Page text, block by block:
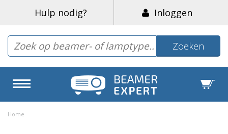
Hulp nodig? Inloggen
Zoeken
Home